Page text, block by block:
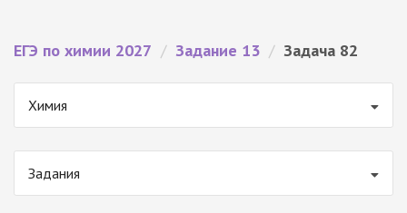
ЕГЭ по химии 2027 / Задание 13 / Задача 82
Химия
Задания